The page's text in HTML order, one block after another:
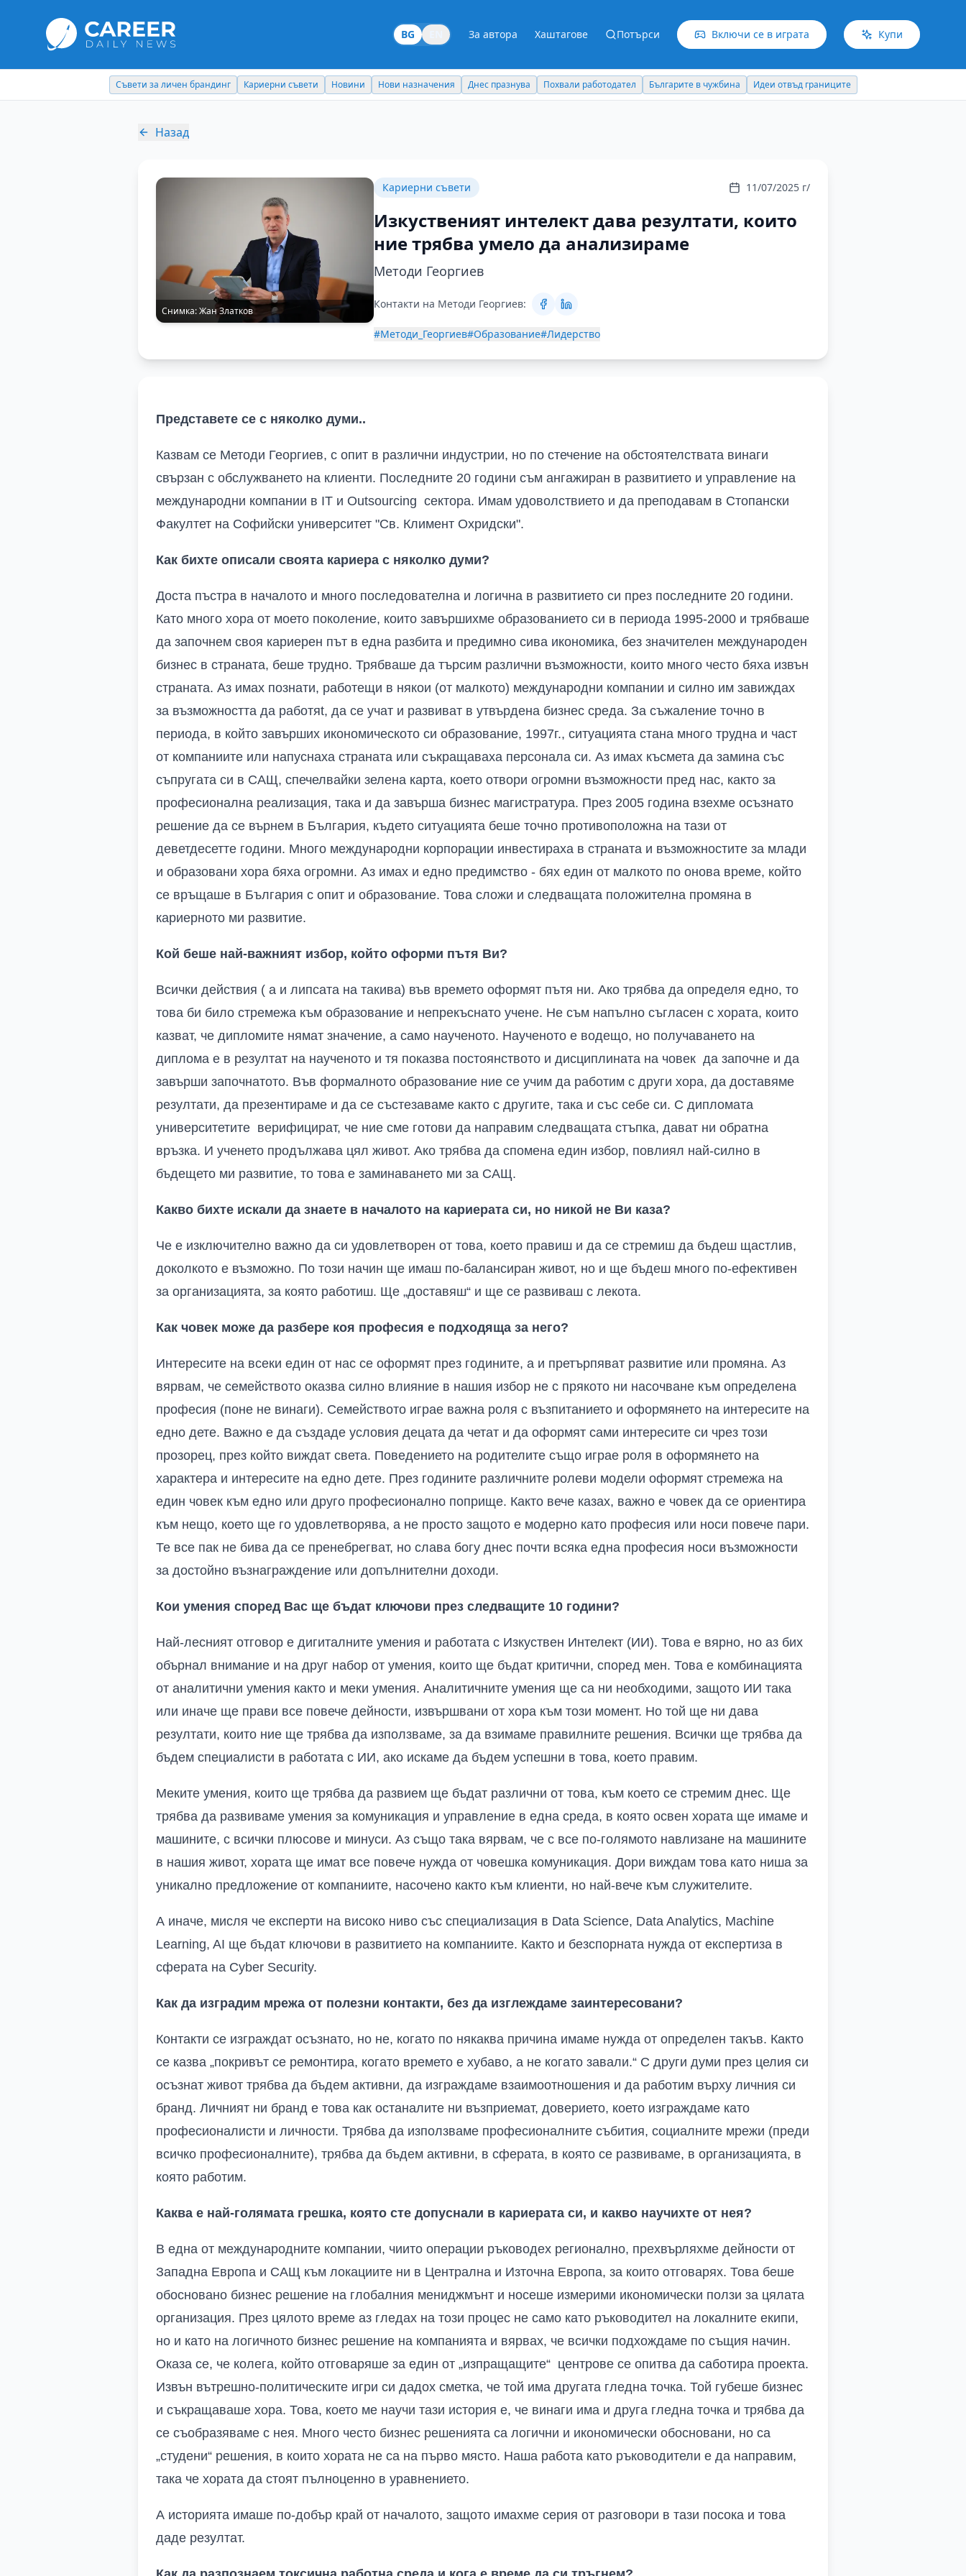
BG За автора Хаштагове Потърси Включи се в играта Купи
Съвети за личен брандинг Кариерни съвети Новини Нови назначения Днес празнува Похвали работодател Българите в чужбина Идеи отвъд границите
Назад
Снимка:Жан Златков
Кариерни съвети 11/07/2025 г/
Изкуственият интелект дава резултати, които
ние трябва умело да анализираме
Методи Георгиев
Контакти на Методи Георгиев:
#Методи_Георгиев#Образование#Лидерство
Представете се с няколко думи..
Казвам се Методи Георгиев, с опит в различни индустрии, но по стечение на обстоятелствата винаги
свързан с обслужването на клиенти. Последните 20 години съм ангажиран в развитието и управление на
международни компании в IT и Outsourcing сектора. Имам удоволствието и да преподавам в Стопански
Факултет на Софийски университет "Св. Климент Охридски".
Как бихте описали своята кариера с няколко думи?
Доста пъстра в началото и много последователна и логична в развитието си през последните 20 години.
Като много хора от моето поколение, които завършихме образованието си в периода 1995-2000 и трябваше
да започнем своя кариерен път в една разбита и предимно сива икономика, без значителен международен
бизнес в страната, беше трудно. Трябваше да търсим различни възможности, които много често бяха извън
страната. Аз имах познати, работещи в някои (от малкото) международни компании и силно им завиждах
за възможността да работяt, да се учат и развиват в утвърдена бизнес среда. За съжаление точно в
периода, в който завърших икономическото си образование, 1997г., ситуацията стана много трудна и част
от компаниите или напуснаха страната или съкращаваха персонала си. Аз имах късмета да замина със
съпругата си в САЩ, спечелвайки зелена карта, което отвори огромни възможности пред нас, както за
професионална реализация, така и да завърша бизнес магистратура. През 2005 година взехме осъзнато
решение да се върнем в България, където ситуацията беше точно противоположна на тази от
деветдесетте години. Много международни корпорации инвестираха в страната и възможностите за млади
и образовани хора бяха огромни. Аз имах и едно предимство - бях един от малкото по онова време, който
се връщаше в България с опит и образование. Това сложи и следващата положителна промяна в
кариерното ми развитие.
Кой беше най-важният избор, който оформи пътя Ви?
Всички действия ( а и липсата на такива) във времето оформят пътя ни. Ако трябва да определя едно, то
това би било стремежа към образование и непрекъснато учене. Не съм напълно съгласен с хората, които
казват, че дипломите нямат значение, а само наученото. Наученото е водещо, но получаването на
диплома е в резултат на наученото и тя показва постоянството и дисциплината на човек да започне и да
завърши започнатото. Във формалното образование ние се учим да работим с други хора, да доставяме
резултати, да презентираме и да се състезаваме както с другите, така и със себе си. С дипломата
университетите верифицират, че ние сме готови да направим следващата стъпка, дават ни обратна
връзка. И ученето продължава цял живот. Ако трябва да спомена един избор, повлиял най-силно в
бъдещето ми развитие, то това е заминаването ми за САЩ.
Какво бихте искали да знаете в началото на кариерата си, но никой не Ви каза?
Че е изключително важно да си удовлетворен от това, което правиш и да се стремиш да бъдеш щастлив,
доколкото е възможно. По този начин ще имаш по-балансиран живот, но и ще бъдеш много по-ефективен
за организацията, за която работиш. Ще „доставяш“ и ще се развиваш с лекота.
Как човек може да разбере коя професия е подходяща за него?
Интересите на всеки един от нас се оформят през годините, а и претърпяват развитие или промяна. Аз
вярвам, че семейството оказва силно влияние в нашия избор не с прякото ни насочване към определена
професия (поне не винаги). Семейството играе важна роля с възпитанието и оформянето на интересите на
едно дете. Важно е да създаде условия децата да четат и да оформят сами интересите си чрез този
прозорец, през който виждат света. Поведението на родителите също играе роля в оформянето на
характера и интересите на едно дете. През годините различните ролеви модели оформят стремежа на
един човек към едно или друго професионално поприще. Както вече казах, важно е човек да се ориентира
към нещо, което ще го удовлетворява, а не просто защото е модерно като професия или носи повече пари.
Те все пак не бива да се пренебрегват, но слава богу днес почти всяка една професия носи възможности
за достойно възнаграждение или допълнителни доходи.
Кои умения според Вас ще бъдат ключови през следващите 10 години?
Най-лесният отговор е дигиталните умения и работата с Изкуствен Интелект (ИИ). Това е вярно, но аз бих
обърнал внимание и на друг набор от умения, които ще бъдат критични, според мен. Това е комбинацията
от аналитични умения както и меки умения. Аналитичните умения ще са ни необходими, защото ИИ така
или иначе ще прави все повече дейности, извършвани от хора към този момент. Но той ще ни дава
резултати, които ние ще трябва да използваме, за да взимаме правилните решения. Всички ще трябва да
бъдем специалисти в работата с ИИ, ако искаме да бъдем успешни в това, което правим.
Меките умения, които ще трябва да развием ще бъдат различни от това, към което се стремим днес. Ще
трябва да развиваме умения за комуникация и управление в една среда, в която освен хората ще имаме и
машините, с всички плюсове и минуси. Аз също така вярвам, че с все по-голямото навлизане на машините
в нашия живот, хората ще имат все повече нужда от човешка комуникация. Дори виждам това като ниша за
уникално предложение от компаниите, насочено както към клиенти, но най-вече към служителите.
А иначе, мисля че експерти на високо ниво със специализация в Data Science, Data Analytics, Machine
Learning, AI ще бъдат ключови в развитието на компаниите. Както и безспорната нужда от експертиза в
сферата на Cyber Security.
Как да изградим мрежа от полезни контакти, без да изглеждаме заинтересовани?
Контакти се изграждат осъзнато, но не, когато по някаква причина имаме нужда от определен такъв. Както
се казва „покривът се ремонтира, когато времето е хубаво, а не когато завали.“ С други думи през целия си
осъзнат живот трябва да бъдем активни, да изграждаме взаимоотношения и да работим върху личния си
бранд. Личният ни бранд е това как останалите ни възприемат, доверието, което изграждаме като
професионалисти и личности. Трябва да използваме професионалните събития, социалните мрежи (преди
всичко професионалните), трябва да бъдем активни, в сферата, в която се развиваме, в организацията, в
която работим.
Каква е най-голямата грешка, която сте допуснали в кариерата си, и какво научихте от нея?
В една от международните компании, чиито операции ръководех регионално, прехвърляхме дейности от
Западна Европа и САЩ към локациите ни в Централна и Източна Европа, за които отговарях. Това беше
обосновано бизнес решение на глобалния мениджмънт и носеше измерими икономически ползи за цялата
организация. През цялото време аз гледах на този процес не само като ръководител на локалните екипи,
но и като на логичното бизнес решение на компанията и вярвах, че всички подхождаме по същия начин.
Оказа се, че колега, който отговаряше за един от „изпращащите“ центрове се опитва да саботира проекта.
Извън вътрешно-политическите игри си дадох сметка, че той има другата гледна точка. Той губеше бизнес
и съкращаваше хора. Това, което ме научи тази история е, че винаги има и друга гледна точка и трябва да
се съобразяваме с нея. Много често бизнес решенията са логични и икономически обосновани, но са
„студени“ решения, в които хората не са на първо място. Наша работа като ръководители е да направим,
така че хората да стоят пълноценно в уравнението.
А историята имаше по-добър край от началото, защото имахме серия от разговори в тази посока и това
даде резултат.